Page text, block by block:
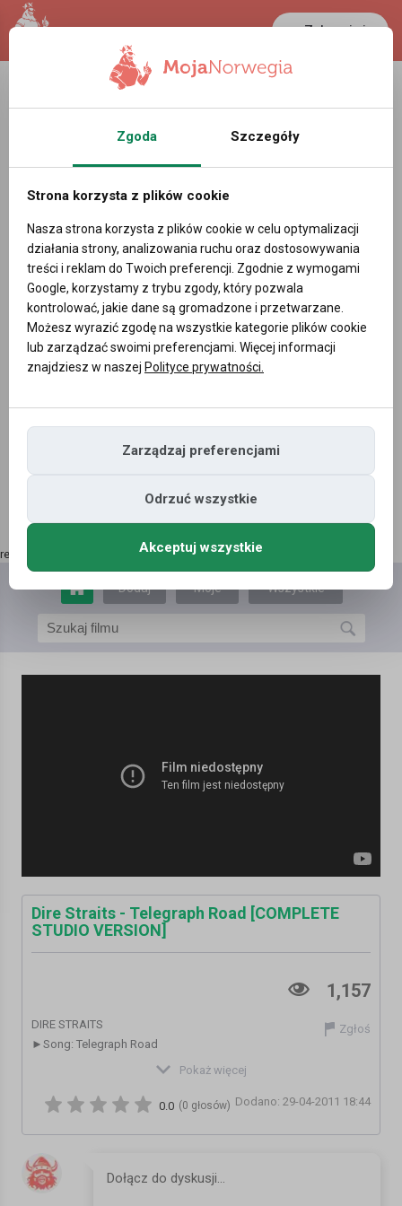
Zaloguj się
LANCASTER
37.6 °C 0.3898 PLN
reklama | kup tutaj
Dodaj Moje Wszystkie
Dire Straits - Telegraph Road [COMPLETE
STUDIO VERSION]
1,157
Zgłoś
DIRE STRAITS
►Song: Telegraph Road
►Album: Love Over Gold (1982)
Rock/108079489246393
Pokaż więcej
Dodano: 29-04-2011 18:44
(0 głosów)
0.0
Zgoda Szczegóły
Strona korzysta z plików cookie
Nasza strona korzysta z plików cookie w celu optymalizacji
działania strony, analizowania ruchu oraz dostosowywania
treści i reklam do Twoich preferencji. Zgodnie z wymogami
Google, korzystamy z trybu zgody, który pozwala
kontrolować, jakie dane są gromadzone i przetwarzane.
Możesz wyrazić zgodę na wszystkie kategorie plików cookie
lub zarządzać swoimi preferencjami. Więcej informacji
znajdziesz w naszej Polityce prywatności.
Zarządzaj preferencjami
Odrzuć wszystkie
Akceptuj wszystkie